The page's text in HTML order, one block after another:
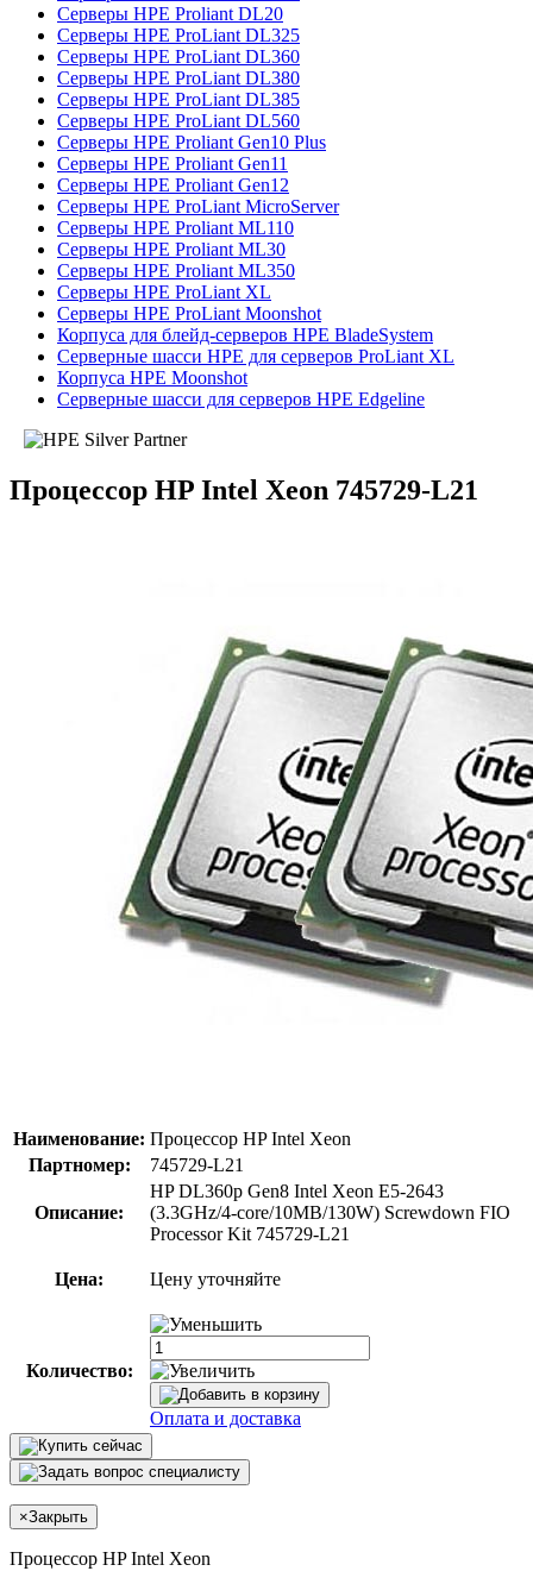
Серверы HPE Proliant DL20
Серверы HPE ProLiant DL325
Серверы HPE ProLiant DL360
Серверы HPE ProLiant DL380
Серверы HPE ProLiant DL385
Серверы HPE ProLiant DL560
Серверы HPE Proliant Gen10 Plus
Серверы HPE Proliant Gen11
Серверы HPE Proliant Gen12
Серверы HPE ProLiant MicroServer
Серверы HPE Proliant ML110
Серверы HPE Proliant ML30
Серверы HPE Proliant ML350
Серверы HPE ProLiant XL
Серверы HPE ProLiant Moonshot
Корпуса для блейд-серверов HPE BladeSystem
Серверные шасси HPE для серверов ProLiant XL
Корпуса HPE Moonshot
Серверные шасси для серверов HPE Edgeline
Процессор HP Intel Xeon 745729-L21
Наименование: Процессор HP Intel Xeon
Партномер:
745729-L21
Описание:
HP DL360p Gen8 Intel Xeon E5-2643
(3.3GHz/4-core/10MB/130W) Screwdown FIO
Processor Kit 745729-L21
Цена: Цену уточняйте
Количество:
Оплата и доставка
×Закрыть
Процессор HP Intel Xeon